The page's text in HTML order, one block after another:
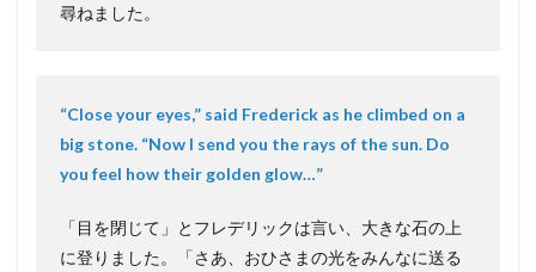
尋ねました。
“Close your eyes,” said Frederick as he climbed on a
big stone. “Now I send you the rays of the sun. Do
you feel how their golden glow…”
「目を閉じて」とフレデリックは言い、大きな石の上
に登りました。「さあ、おひさまの光をみんなに送る